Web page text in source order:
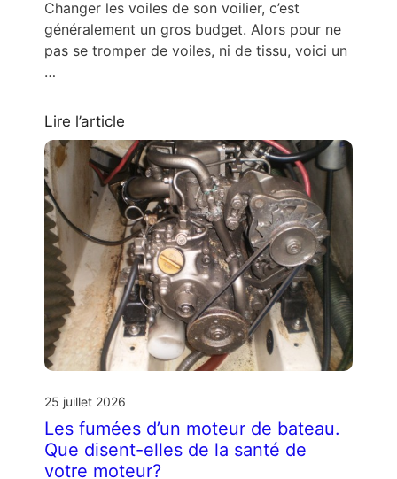
Changer les voiles de son voilier, c’est
généralement un gros budget. Alors pour ne
pas se tromper de voiles, ni de tissu, voici un
…
Lire l’article
25 juillet 2026
Les fumées d’un moteur de bateau.
Que disent-elles de la santé de
votre moteur?